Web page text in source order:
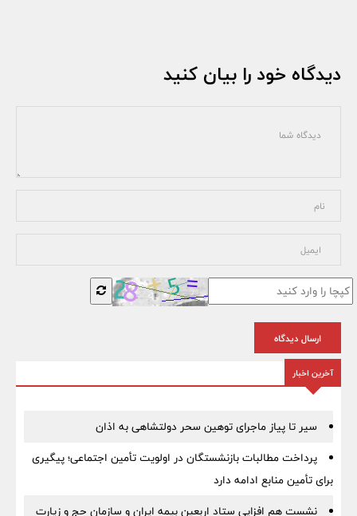
دیدگاه خود را بیان کنید
ارسال دیدگاه
آخرین اخبار
سیر تا پیاز ماجرای توهین سحر دولتشاهی به اذان
پرداخت مطالبات بازنشستگان در اولویت تأمین اجتماعی؛ پیگیری
برای تأمین منابع ادامه دارد
نشست هم افزایی ستاد اربعین بیمه ایران و سازمان حج و زیارت